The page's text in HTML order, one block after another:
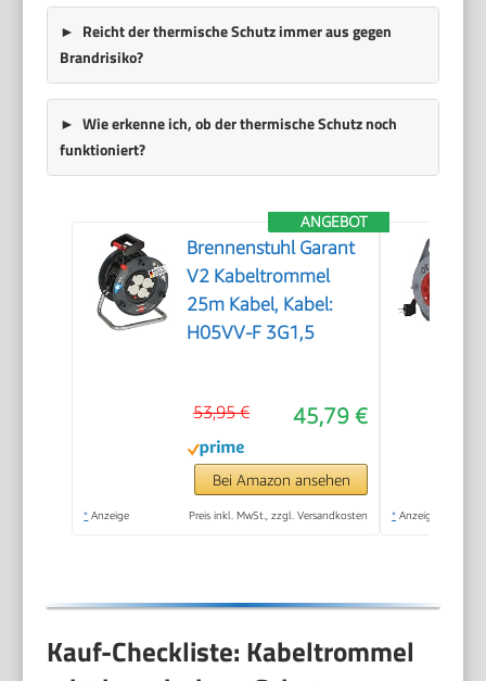
Reicht der thermische Schutz immer aus gegen
Brandrisiko?
Wie erkenne ich, ob der thermische Schutz noch
funktioniert?
ANGEBOT
Brennenstuhl Garant
V2 Kabeltrommel
25m Kabel, Kabel:
H05VV-F 3G1,5
45,79 €
53,95 €
Bei Amazon ansehen
* Anzeige Preis inkl. MwSt., zzgl. Versandkosten * Anzeige
Kauf-Checkliste: Kabeltrommel